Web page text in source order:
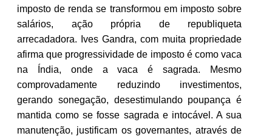
imposto de renda se transformou em imposto sobre
salários, ação própria de republiqueta
arrecadadora. Ives Gandra, com muita propriedade
afirma que progressividade de imposto é como vaca
na Índia, onde a vaca é sagrada. Mesmo
comprovadamente reduzindo investimentos,
gerando sonegação, desestimulando poupança é
mantida como se fosse sagrada e intocável. A sua
manutenção, justificam os governantes, através de